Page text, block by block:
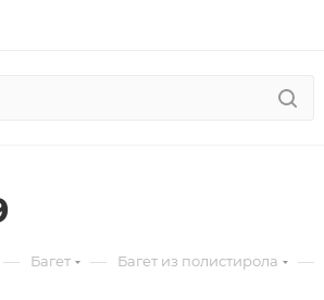
— Багет — Багет из полистирола —